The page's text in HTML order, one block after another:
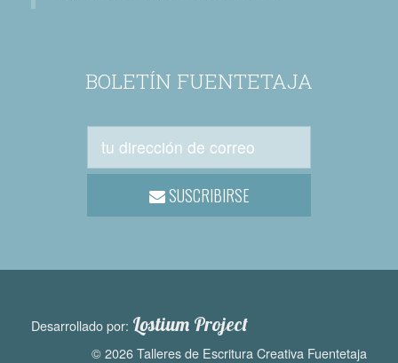
BOLETÍN FUENTETAJA
SUSCRIBIRSE
Desarrollado por: Lostium Project
© 2026 Talleres de Escritura Creativa Fuentetaja